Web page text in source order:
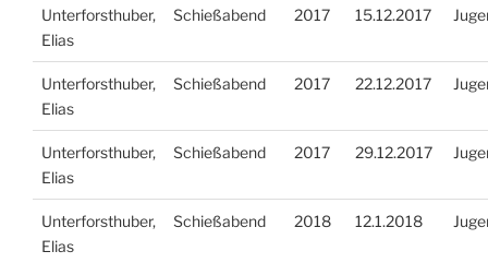
Unterforsthuber,
Elias
Schießabend 2017 15.12.2017
Unterforsthuber,
Elias
Schießabend 2017 22.12.2017
Unterforsthuber,
Elias
Schießabend 2017 29.12.2017
Unterforsthuber,
Elias
Schießabend 2018 12.1.2018